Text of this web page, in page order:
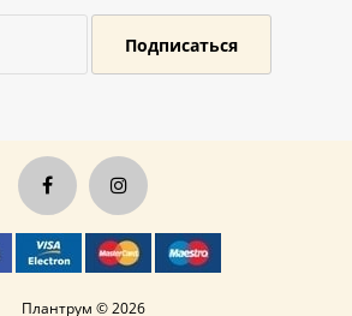
Подписаться
Плантрум © 2026